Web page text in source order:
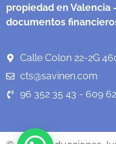
propiedad en Valencia
documentos
Calle Colon 22-2G
cts@savinen.com
96 352 35 43 - 609